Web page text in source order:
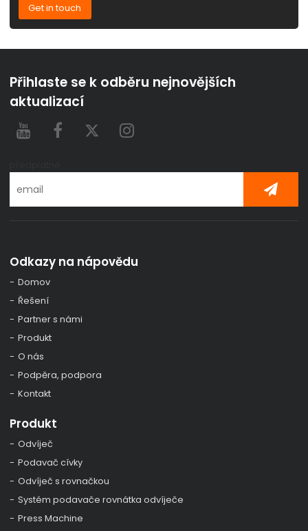
Get in touch
Přihlaste se k odběru nejnovějších
aktualizací
Odkazy na nápovědu
Domov
Řešení
Partner s námi
Produkt
O nás
Podpěra, podpora
Kontakt
Produkt
Odvíječ
Podavač cívky
Odvíječ s rovnačkou
Systém podavače rovnátka odvíječe
Press Machine